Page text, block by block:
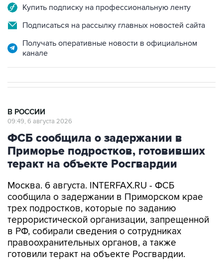
Купить подписку на профессиональную ленту
Подписаться на рассылку главных новостей сайта
Получать оперативные новости в официальном
канале
В РОССИИ
09:49, 6 августа 2026
ФСБ сообщила о задержании в
Приморье подростков, готовивших
теракт на объекте Росгвардии
Москва. 6 августа. INTERFAX.RU - ФСБ
сообщила о задержании в Приморском крае
трех подростков, которые по заданию
террористической организации, запрещенной
в РФ, собирали сведения о сотрудниках
правоохранительных органов, а также
готовили теракт на объекте Росгвардии.